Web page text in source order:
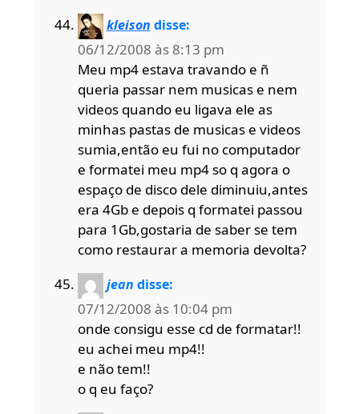
kleison disse:
06/12/2008 às 8:13 pm
Meu mp4 estava travando e ñ
queria passar nem musicas e nem
videos quando eu ligava ele as
minhas pastas de musicas e videos
sumia,então eu fui no computador
e formatei meu mp4 so q agora o
espaço de disco dele diminuiu,antes
era 4Gb e depois q formatei passou
para 1Gb,gostaria de saber se tem
como restaurar a memoria devolta?
jean disse:
07/12/2008 às 10:04 pm
onde consigu esse cd de formatar!!
eu achei meu mp4!!
e não tem!!
o q eu faço?